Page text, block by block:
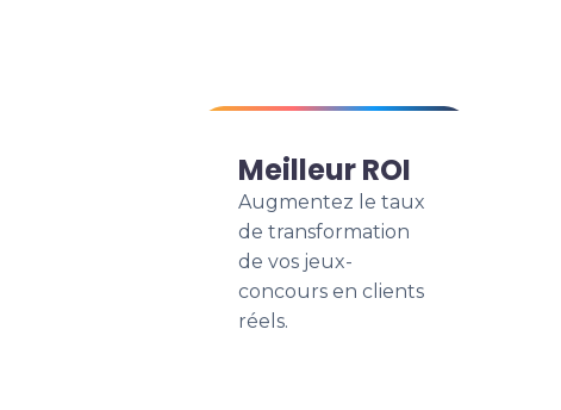
Meilleur ROI
Augmentez le taux
de transformation
de vos jeux-
concours en clients
réels.